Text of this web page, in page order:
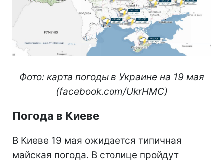
Фото: карта погоды в Украине на 19 мая
(facebook.com/UkrHMC)
Погода в Киеве
В Киеве 19 мая ожидается типичная
майская погода. В столице пройдут